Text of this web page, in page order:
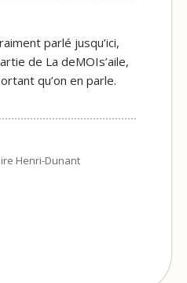
parlé jusqu’ici,
de La deMOIs’aile,
qu’on en parle.
Henri-Dunant